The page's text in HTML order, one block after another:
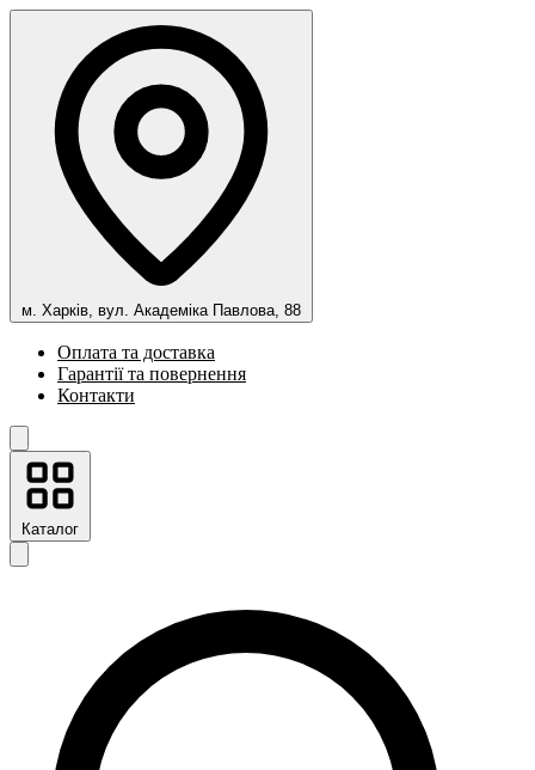
м. Харків, вул. Академіка Павлова, 88
Оплата та доставка
Гарантії та повернення
Контакти
Каталог